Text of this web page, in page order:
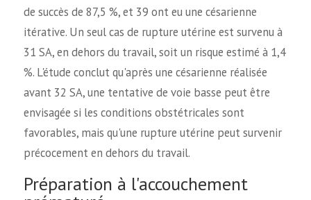
de succès de 87,5 %, et 39 ont eu une césarienne
itérative. Un seul cas de rupture utérine est survenu à
31 SA, en dehors du travail, soit un risque estimé à 1,4
%. L'étude conclut qu'après une césarienne réalisée
avant 32 SA, une tentative de voie basse peut être
envisagée si les conditions obstétricales sont
favorables, mais qu'une rupture utérine peut survenir
précocement en dehors du travail.
Préparation à l'accouchement